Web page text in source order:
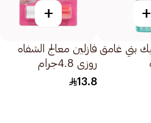
+
بني غامق
+
فازلين معالج الشفاه
روزي 4.8جرام
13.8